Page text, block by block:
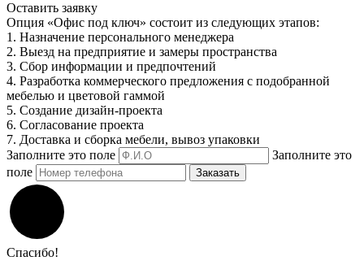
Оставить заявку
Опция «Офис под ключ» состоит из следующих этапов:
1. Назначение персонального менеджера
2. Выезд на предприятие и замеры пространства
3. Сбор информации и предпочтений
4. Разработка коммерческого предложения с подобранной
мебелью и цветовой гаммой
5. Создание дизайн-проекта
6. Согласование проекта
7. Доставка и сборка мебели, вывоз упаковки
Заполните это поле
Заполните это
поле
Заказать
Спасибо!